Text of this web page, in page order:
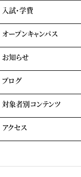
テーマパーク科
就職内定実績一覧
入試・学費
学費について
自立進学サポート
各種奨学金・教育ローン・給付金
よくある質問
オープンキャンパス
イベント参加時のサポート
お知らせ
ブログ
対象者別コンテンツ
大学生・社会人の方へ
観光業界 進学ガイドブック
アクセス